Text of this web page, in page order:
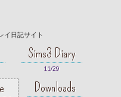
イ日記サイト
Sims3 Diary
11/29
Downloads